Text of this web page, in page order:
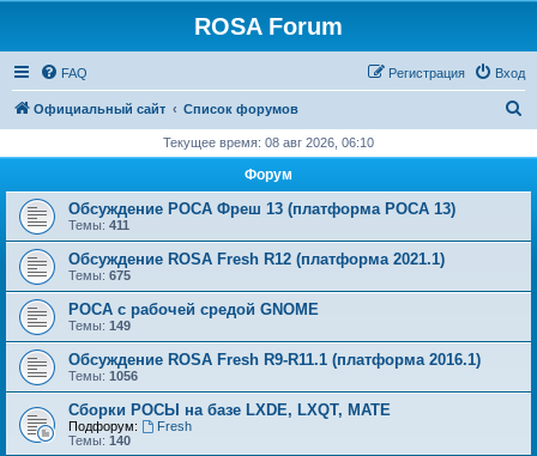
ROSA Forum
FAQ Вход
Регистрация
Официальный сайт Список форумов
с
Текущее время: 08 авг 2026, 06:10
Форум
Обсуждение РОСА Фреш 13 (платформа РОСА 13)
Темы: 411
Обсуждение ROSA Fresh R12 (платформа 2021.1)
Темы: 675
РОСА с рабочей средой GNOME
Темы: 149
Обсуждение ROSA Fresh R9-R11.1 (платформа 2016.1)
Темы: 1056
Сборки РОСЫ на базе LXDE, LXQT, MATE
Подфорум:
Fresh
Темы: 140